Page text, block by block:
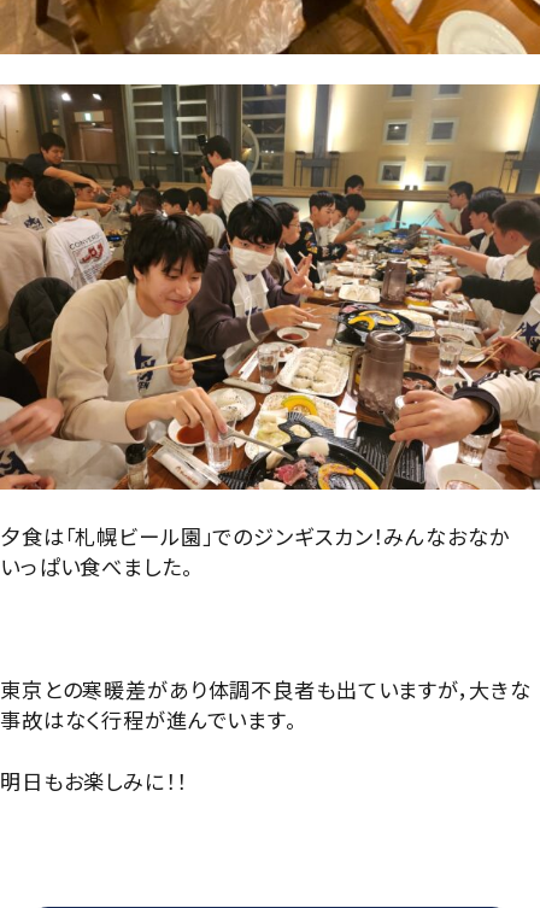
夕食は「札幌ビール園」でのジンギスカン！みんなおなか
いっぱい食べました。
東京との寒暖差があり体調不良者も出ていますが，大きな
事故はなく行程が進んでいます。
明日もお楽しみに！！